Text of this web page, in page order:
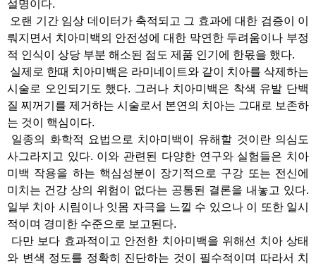
설명이다.
오랜 기간 임상 데이터가 축적되고 그 효과에 대한 검증이 이
뤄지면서 치아미백의 안전성에 대한 막연한 두려움이나 부정
적 인식이 상당 부분 해소된 점도 제품 인기에 한몫을 했다.
실제로 한때 치아미백은 라미네이트와 같이 치아를 삭제하는
시술로 오인되기도 했다. 그러나 치아미백은 착색 유발 단백
질 찌꺼기를 제거하는 시술로서 본연의 치아는 그대로 보존하
는 것이 핵심이다.
일종의 화학적 요법으로 치아미백이 유해할 것이란 의심도
사그라지고 있다. 이와 관련된 다양한 연구와 실험들은 치아
미백 작용을 하는 핵심성분이 장기적으로 구강 또는 전신에
미치는 건강 상의 위험이 없다는 공통된 결론을 내놓고 있다.
일부 치아 시림이나 잇몸 자극을 느낄 수 있으나 이 또한 일시
적이며 경미한 수준으로 보고된다.
다만 보다 효과적이고 안전한 치아미백을 위해선 치아 상태
와 변색 정도를 정확히 진단하는 것이 필수적이며 따라서 치